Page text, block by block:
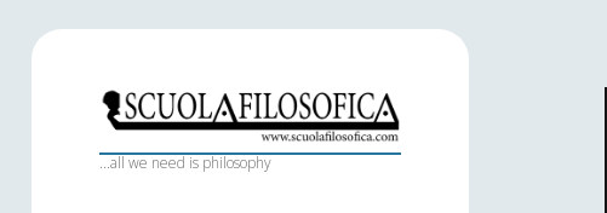
S
c
...all we need is philosophy